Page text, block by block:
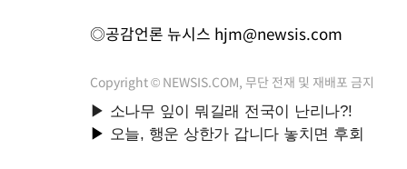
◎공감언론 뉴시스 hjm@newsis.com
Copyright © NEWSIS.COM, 무단 전재 및 재배포 금지